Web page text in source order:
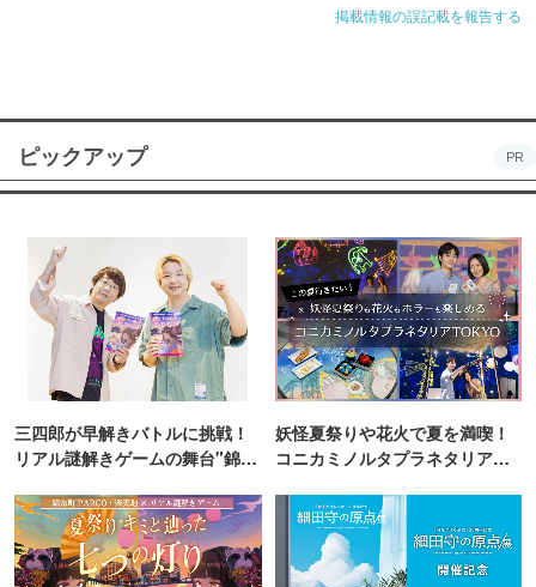
掲載情報の誤記載を報告する
ピックアップ PR
三四郎が早解きバトルに挑戦！
リアル謎解きゲームの舞台"錦糸
妖怪夏祭りや花火で夏を満喫！
コニカミノルタプラネタリア